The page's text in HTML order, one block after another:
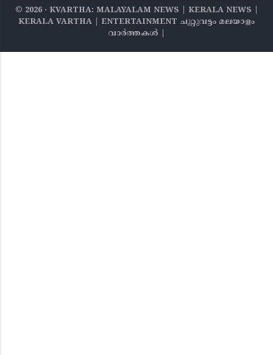
© 2026‧ KVARTHA: MALAYALAM NEWS | KERALA NEWS |
KERALA VARTHA | ENTERTAINMENT ചുറ്റുവട്ടം മലയാളം
വാര്‍ത്തകൾ |